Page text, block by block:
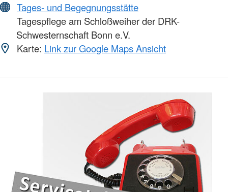
Tages- und Begegnungsstätte
Tagespflege am Schloßweiher der DRK-
Schwesternschaft Bonn e.V.
Karte: Link zur Google Maps Ansicht